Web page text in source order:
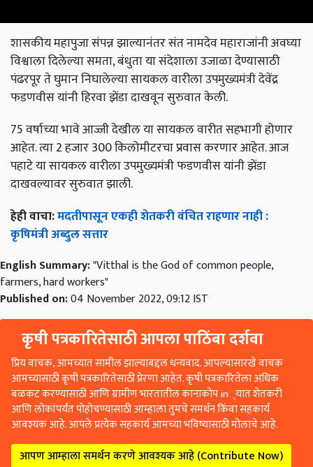
शासकीय महापुजा संपन्न झाल्यानंतर संत नामदेव महाराजांनी अवघ्या
विश्वाला दिलेल्या समता, बंधुता या संदेशाला उजाळा देण्यासाठी
पंढरपूर ते घुमान निघालेल्या सायकल वारीला उपमुख्यमंत्री देवेंद्र
फडणवीस यांनी हिरवा झेंडा दाखवून सुरुवात केली.
75 वर्षाच्या भावे आज्जी देखील या सायकल वारीत सहभागी होणार
आहेत. त्या 2 हजार 300 किलोमीटरचा प्रवास करणार आहेत. आज
पहाटे या सायकल वारीला उपमुख्यमंत्री फडणवीस यांनी झेंडा
दाखवल्यावर सुरुवात झाली.
हेही वाचा:मदतीपासून एकही शेतकरी वंचित राहणार नाही :
कृषिमंत्री अब्दुल सत्तार
English Summary:"Vitthal is the God of common people,
farmers, hard workers"
Published on:04 November 2022, 09:12 IST
कृषी पत्रकारितेसाठी आपला पाठिंबा दर्शवा
प्रिय वाचक, आमच्यात सामील झाल्याबद्दल धन्यवाद. आपल्यासारखे वाचक
आमच्यासाठी कृषी पत्रकारितेसाठी प्रेरणा आहेत. कृषी पत्रकारितेला अधिक
बळकट करण्यासाठी आणि ग्रामीण भारतातील कानाकोप in्यात शेतकरी
आणि लोकांपर्यंत पोहोचण्यासाठी आम्हाला तुमचे समर्थन किंवा सहकार्य
आवश्यक आहे. आपले प्रत्येक सहकार्य आमच्या भविष्यासाठी मोलाचे आहे.
आपण आम्हाला समर्थन करणे आवश्यक आहे (Contribute Now)